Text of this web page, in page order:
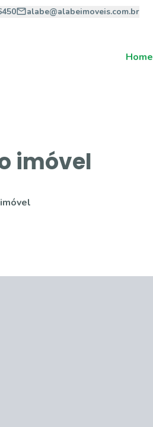
alabe@alabeimoveis.com.br
Home
imóvel